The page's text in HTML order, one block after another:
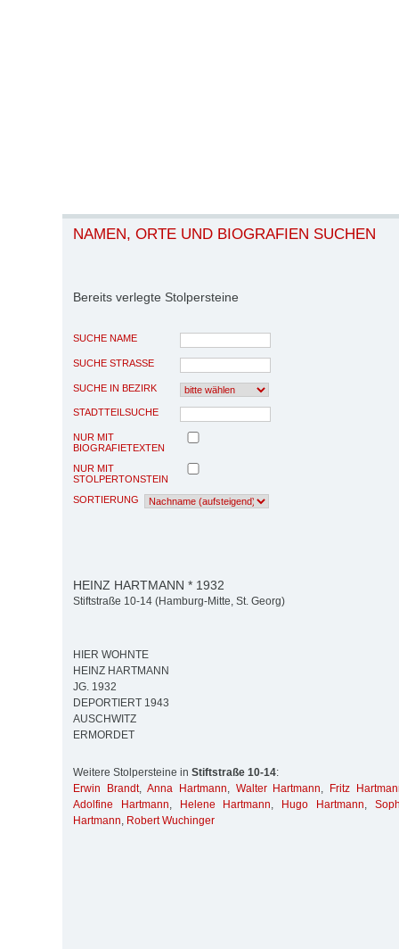
NAMEN, ORTE UND BIOGRAFIEN SUCHEN
Bereits verlegte Stolpersteine
SUCHE NAME
SUCHE STRASSE
SUCHE IN BEZIRK
STADTTEILSUCHE
NUR MIT
BIOGRAFIETEXTEN
NUR MIT
STOLPERTONSTEIN
SORTIERUNG
HEINZ HARTMANN * 1932
Stiftstraße 10-14 (Hamburg-Mitte, St. Georg)
HIER WOHNTE
HEINZ HARTMANN
JG. 1932
DEPORTIERT 1943
AUSCHWITZ
ERMORDET
Weitere Stolpersteine in Stiftstraße 10-14:
Erwin Brandt, Anna Hartmann, Walter Hartmann,
Fritz
Adolfine Hartmann, Helene Hartmann, Hugo Hartmann,
Hartmann, Robert Wuchinger